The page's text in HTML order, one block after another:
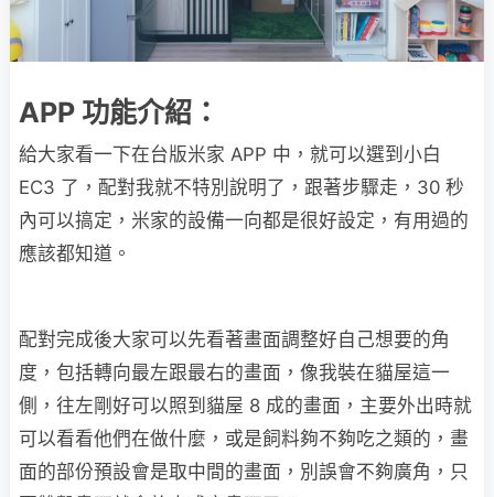
APP 功能介紹：
給大家看一下在台版米家 APP 中，就可以選到小白
EC3 了，配對我就不特別說明了，跟著步驟走，30 秒
內可以搞定，米家的設備一向都是很好設定，有用過的
應該都知道。
配對完成後大家可以先看著畫面調整好自己想要的角
度，包括轉向最左跟最右的畫面，像我裝在貓屋這一
側，往左剛好可以照到貓屋 8 成的畫面，主要外出時就
可以看看他們在做什麼，或是飼料夠不夠吃之類的，畫
面的部份預設會是取中間的畫面，別誤會不夠廣角，只